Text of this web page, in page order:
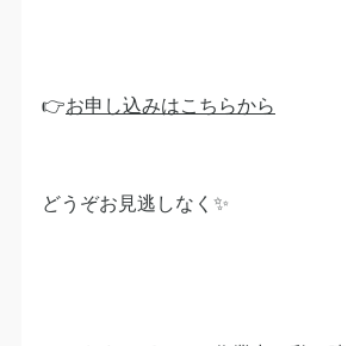
👉お申し込みはこちらから
どうぞお見逃しなく✨